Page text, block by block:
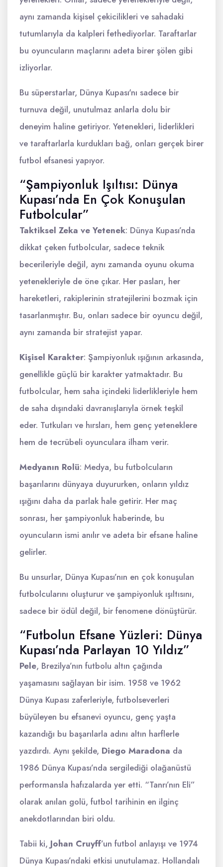
aynı zamanda kişisel çekicilikleri ve sahadaki
tutumlarıyla da kalpleri fethediyorlar. Taraftarlar
bu oyuncuların maçlarını adeta birer şölen gibi
izliyorlar.
Bu süperstarlar, Dünya Kupası'nı sadece bir
turnuva değil, unutulmaz anlarla dolu bir
deneyim haline getiriyor. Yetenekleri, liderlikleri
ve taraftarlarla kurdukları bağ, onları gerçek birer
futbol efsanesi yapıyor.
“Şampiyonluk Işıltısı: Dünya
Kupası’nda En Çok Konuşulan
Futbolcular”
Taktiksel Zeka ve Yetenek: Dünya Kupası’nda
dikkat çeken futbolcular, sadece teknik
becerileriyle değil, aynı zamanda oyunu okuma
yetenekleriyle de öne çıkar. Her pasları, her
hareketleri, rakiplerinin stratejilerini bozmak için
tasarlanmıştır. Bu, onları sadece bir oyuncu değil,
aynı zamanda bir stratejist yapar.
Kişisel Karakter: Şampiyonluk ışığının arkasında,
genellikle güçlü bir karakter yatmaktadır. Bu
futbolcular, hem saha içindeki liderlikleriyle hem
de saha dışındaki davranışlarıyla örnek teşkil
eder. Tutkuları ve hırsları, hem genç yeteneklere
hem de tecrübeli oyunculara ilham verir.
Medyanın Rolü: Medya, bu futbolcuların
başarılarını dünyaya duyururken, onların yıldız
ışığını daha da parlak hale getirir. Her maç
sonrası, her şampiyonluk haberinde, bu
oyuncuların ismi anılır ve adeta bir efsane haline
gelirler.
Bu unsurlar, Dünya Kupası’nın en çok konuşulan
futbolcularını oluşturur ve şampiyonluk ışıltısını,
sadece bir ödül değil, bir fenomene dönüştürür.
“Futbolun Efsane Yüzleri: Dünya
Kupası’nda Parlayan 10 Yıldız”
Pele, Brezilya’nın futbolu altın çağında
yaşamasını sağlayan bir isim. 1958 ve 1962
Dünya Kupası zaferleriyle, futbolseverleri
büyüleyen bu efsanevi oyuncu, genç yaşta
kazandığı bu başarılarla adını altın harflerle
yazdırdı. Aynı şekilde, Diego Maradona da
1986 Dünya Kupası’nda sergilediği olağanüstü
performansla hafızalarda yer etti. “Tanrı’nın Eli”
olarak anılan golü, futbol tarihinin en ilginç
anekdotlarından biri oldu.
Tabii ki, Johan Cruyff’un futbol anlayışı ve 1974
Dünya Kupası’ndaki etkisi unutulamaz. Hollandalı